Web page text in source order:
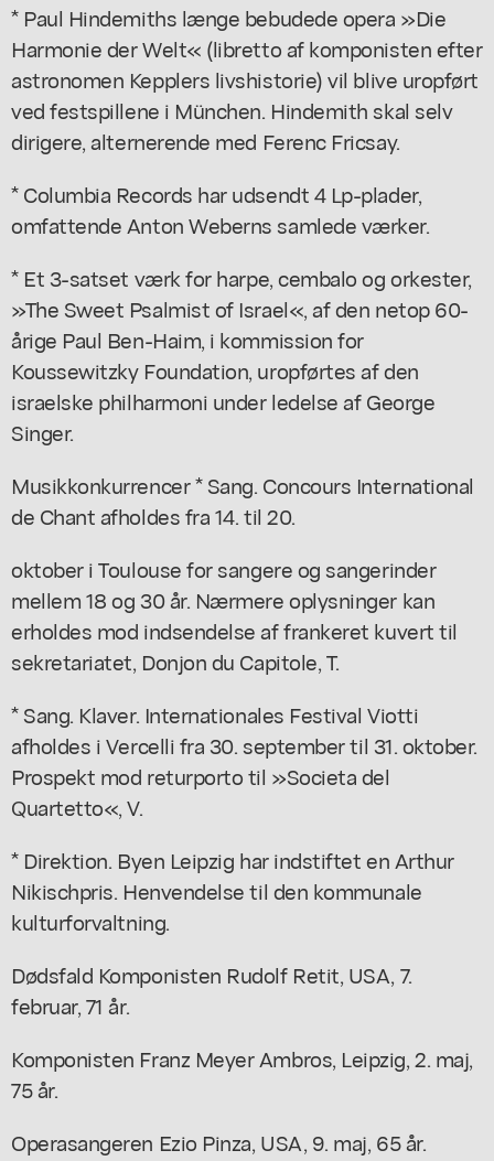
* Paul Hindemiths længe bebudede opera »Die
Harmonie der Welt« (libretto af komponisten efter
astronomen Kepplers livshistorie) vil blive uropført
ved festspillene i München. Hindemith skal selv
dirigere, alternerende med Ferenc Fricsay.
* Columbia Records har udsendt 4 Lp-plader,
omfattende Anton Weberns samlede værker.
* Et 3-satset værk for harpe, cembalo og orkester,
»The Sweet Psalmist of Israel«, af den netop 60-
årige Paul Ben-Haim, i kommission for
Koussewitzky Foundation, uropførtes af den
israelske philharmoni under ledelse af George
Singer.
Musikkonkurrencer * Sang. Concours International
de Chant afholdes fra 14. til 20.
oktober i Toulouse for sangere og sangerinder
mellem 18 og 30 år. Nærmere oplysninger kan
erholdes mod indsendelse af frankeret kuvert til
sekretariatet, Donjon du Capitole, T.
* Sang. Klaver. Internationales Festival Viotti
afholdes i Vercelli fra 30. september til 31. oktober.
Prospekt mod returporto til »Societa del
Quartetto«, V.
* Direktion. Byen Leipzig har indstiftet en Arthur
Nikischpris. Henvendelse til den kommunale
kulturforvaltning.
Dødsfald Komponisten Rudolf Retit, USA, 7.
februar, 71 år.
Komponisten Franz Meyer Ambros, Leipzig, 2. maj,
75 år.
Operasangeren Ezio Pinza, USA, 9. maj, 65 år.